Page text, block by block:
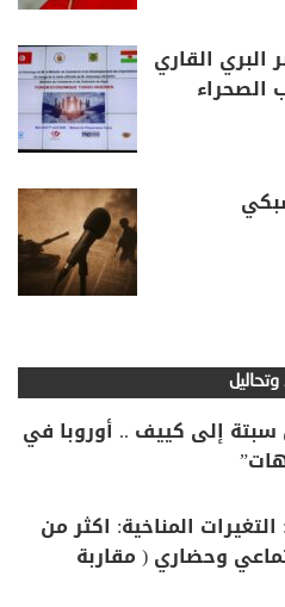
القاري
الصحراء
وتحاليل
إلى كييف .. أوروبا في
المناخية: اكثر من
وحضاري ( مقاربة